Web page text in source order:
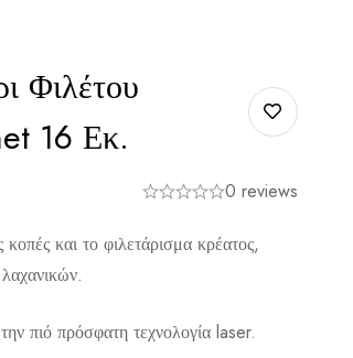
Φιλέτου
16 Εκ.
0 reviews
κοπές και το φιλετάρισμα κρέατος,
πιό πρόσφατη τεχνολογία laser.